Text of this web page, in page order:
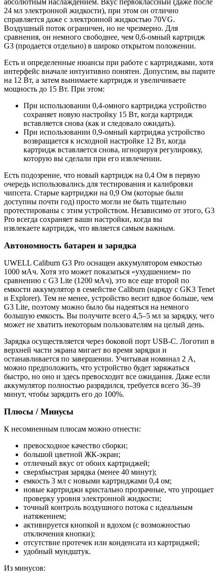
абсолютным наслаждением. Вкус первоклассный (даже после
24 мл электронной жидкости), при этом он отлично
справляется даже с электронной жидкостью 70VG.
Воздушный поток ограничен, но не чрезмерно. Для
сравнения, он немного свободнее, чем 0,6-омный картридж
G3 (продается отдельно) в широко открытом положении.
Есть и определенные нюансы при работе с картриджами, хотя
интерфейс вначале интуитивно понятен. Допустим, вы парите
на 12 Вт, а затем вынимаете картридж и увеличиваете
мощность до 15 Вт. При этом:
При использовании 0,4-омного картриджа устройство
сохраняет новую настройку 15 Вт, когда картридж
вставляется снова (как и следовало ожидать).
При использовании 0,9-омный картриджа устройство
возвращается к исходной настройке 12 Вт, когда
картридж вставляется снова, игнорируя регулировку,
которую вы сделали при его извлечении.
Есть подозрение, что новый картридж на 0,4 Ом в первую
очередь использовались для тестирования и калибровки
чипсета. Старые картриджи на 0,9 Ом (которые были
доступны почти год) просто могли не быть тщательно
протестированы с этим устройством. Независимо от этого, G3
Pro всегда сохраняет ваши настройки, когда вы
извлекаете картридж, что является самым важным.
Автономность батареи и зарядка
UWELL Caliburn G3 Pro оснащен аккумулятором емкостью
1000 мАч. Хотя это может показаться «ухудшением» по
сравнению с G3 Lite (1200 мАч), это все еще второй по
емкости аккумулятор в семействе Caliburn (наряду с GK3 Tenet
и Explorer). Тем не менее, устройство весит вдвое больше, чем
G3 Lite, поэтому можно было бы надеяться на немного
большую емкость. Вы получите всего 4,5–5 мл за зарядку, чего
может не хватить некоторым пользователям на целый день.
Зарядка осуществляется через боковой порт USB-C. Логотип в
верхней части экрана мигает во время зарядки и
останавливается по завершении. Учитывая номинал 2 А,
можно предположить, что устройство будет заряжаться
быстро, но оно и здесь превосходит все ожидания. Даже если
аккумулятор полностью разрядился, требуется всего 36–39
минут, чтобы зарядить его до 100%.
Плюсы / Минусы
К несомненным плюсам можно отнести:
превосходное качество сборки;
большой цветной ЖК-экран;
отличный вкус от обоих картриджей;
сверхбыстрая зарядка (менее 40 минут);
емкость 3 мл с новыми картриджами 0,4 ом;
новые картриджи кристально прозрачные, что упрощает
проверку уровня электронной жидкости;
точный контроль воздушного потока с идеальным
натяжением;
активируется кнопкой и вдохом (с возможностью
отключения кнопки);
отсутствие протечек или конденсата из картриджей;
удобный мундштук.
Из минусов: